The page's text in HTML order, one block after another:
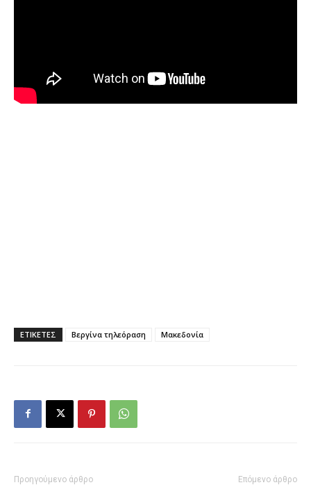
ΕΤΙΚΕΤΕΣ Βεργίνα τηλεόραση Μακεδονία
Προηγούμενο άρθρο Επόμενο άρθρο